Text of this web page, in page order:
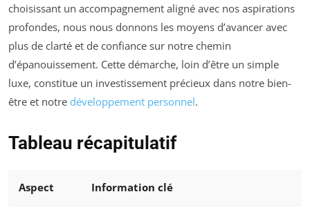
choisissant un accompagnement aligné avec nos aspirations
profondes, nous nous donnons les moyens d’avancer avec
plus de clarté et de confiance sur notre chemin
d’épanouissement. Cette démarche, loin d’être un simple
luxe, constitue un investissement précieux dans notre bien-
être et notre développement personnel.
Tableau récapitulatif
Aspect Information clé